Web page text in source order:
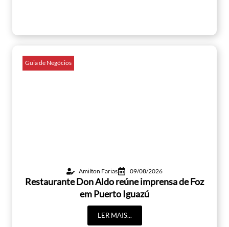
Guia de Negócios
Amilton Farias 09/08/2026
Restaurante Don Aldo reúne imprensa de Foz
em Puerto Iguazú
LER MAIS...